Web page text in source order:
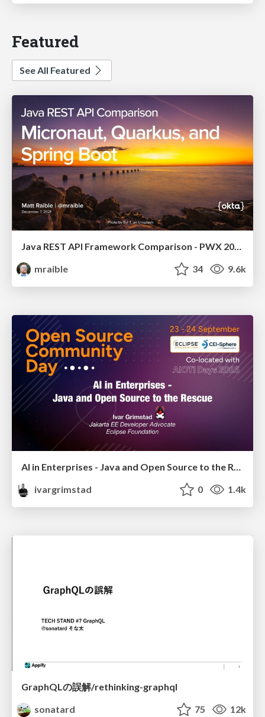
Featured
See All Featured
Java REST API Framework Comparison - PWX 2021
mraible
34 9.6k
ivargrimstad
0 1.4k
GraphQLの誤解/rethinking-graphql
sonatard
75 12k